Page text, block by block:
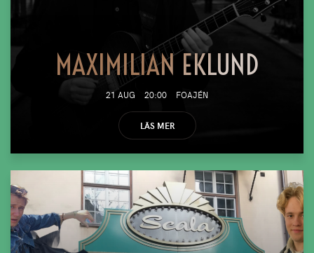
MAXIMILIAN EKLUND
21 AUG 20:00 FOAJÉN
LÄS MER